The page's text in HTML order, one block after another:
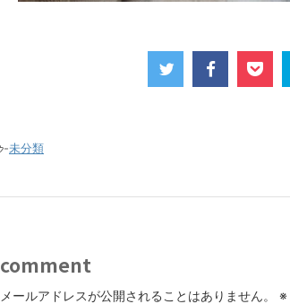
-未分類
comment
メールアドレスが公開されることはありません。 ※